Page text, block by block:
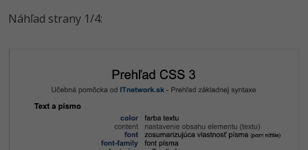
Pre deti
Elektronický podpis
Príbehy absolventov
Kariéra
Náhľad strany 1/4: